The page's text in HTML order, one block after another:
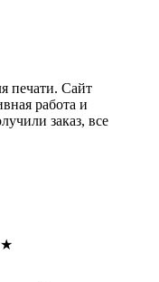
печати. Сайт
работа и
заказ, все
★